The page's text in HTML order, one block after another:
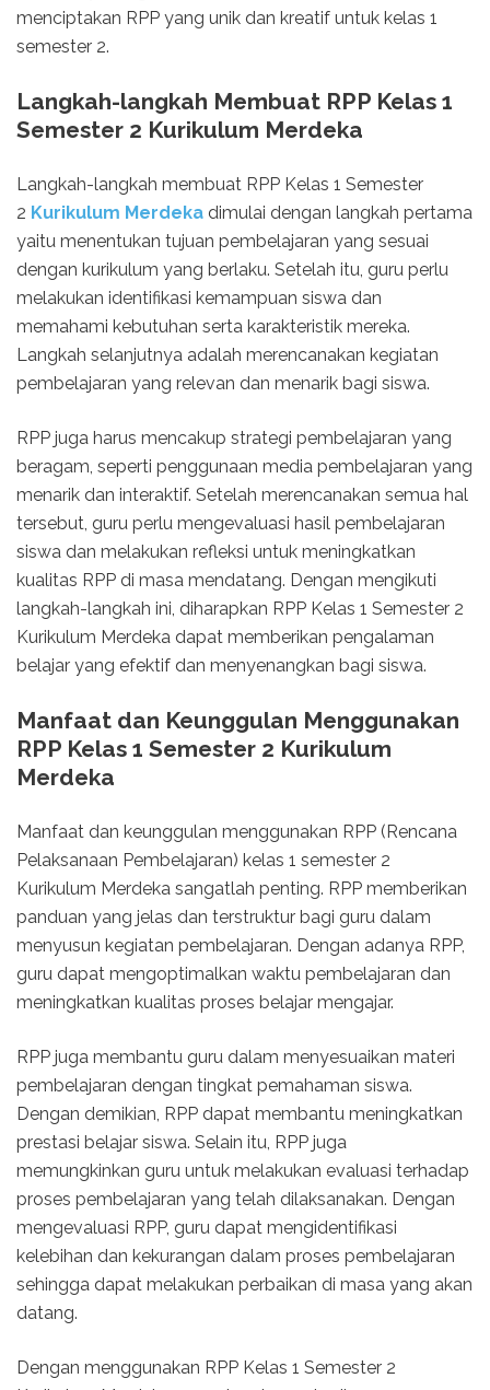
menciptakan RPP yang unik dan kreatif untuk kelas 1
semester 2.
Langkah-langkah Membuat RPP Kelas 1
Semester 2 Kurikulum Merdeka
Langkah-langkah membuat RPP Kelas 1 Semester
2 Kurikulum Merdeka dimulai dengan langkah pertama
yaitu menentukan tujuan pembelajaran yang sesuai
dengan kurikulum yang berlaku. Setelah itu, guru perlu
melakukan identifikasi kemampuan siswa dan
memahami kebutuhan serta karakteristik mereka.
Langkah selanjutnya adalah merencanakan kegiatan
pembelajaran yang relevan dan menarik bagi siswa.
RPP juga harus mencakup strategi pembelajaran yang
beragam, seperti penggunaan media pembelajaran yang
menarik dan interaktif. Setelah merencanakan semua hal
tersebut, guru perlu mengevaluasi hasil pembelajaran
siswa dan melakukan refleksi untuk meningkatkan
kualitas RPP di masa mendatang. Dengan mengikuti
langkah-langkah ini, diharapkan RPP Kelas 1 Semester 2
Kurikulum Merdeka dapat memberikan pengalaman
belajar yang efektif dan menyenangkan bagi siswa.
Manfaat dan Keunggulan Menggunakan
RPP Kelas 1 Semester 2 Kurikulum
Merdeka
Manfaat dan keunggulan menggunakan RPP (Rencana
Pelaksanaan Pembelajaran) kelas 1 semester 2
Kurikulum Merdeka sangatlah penting. RPP memberikan
panduan yang jelas dan terstruktur bagi guru dalam
menyusun kegiatan pembelajaran. Dengan adanya RPP,
guru dapat mengoptimalkan waktu pembelajaran dan
meningkatkan kualitas proses belajar mengajar.
RPP juga membantu guru dalam menyesuaikan materi
pembelajaran dengan tingkat pemahaman siswa.
Dengan demikian, RPP dapat membantu meningkatkan
prestasi belajar siswa. Selain itu, RPP juga
memungkinkan guru untuk melakukan evaluasi terhadap
proses pembelajaran yang telah dilaksanakan. Dengan
mengevaluasi RPP, guru dapat mengidentifikasi
kelebihan dan kekurangan dalam proses pembelajaran
sehingga dapat melakukan perbaikan di masa yang akan
datang.
Dengan menggunakan RPP Kelas 1 Semester 2